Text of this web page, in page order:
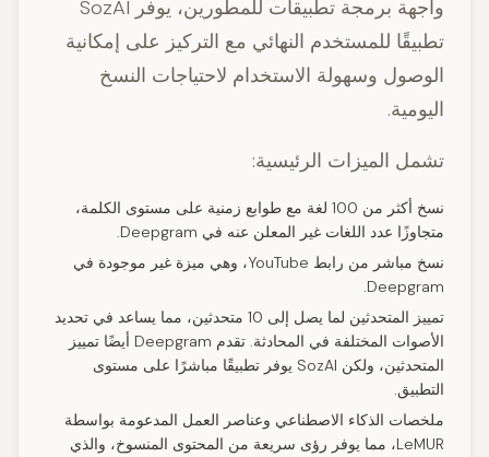
واجهة برمجة تطبيقات للمطورين، يوفر SozAI
تطبيقًا للمستخدم النهائي مع التركيز على إمكانية
الوصول وسهولة الاستخدام لاحتياجات النسخ
اليومية.
تشمل الميزات الرئيسية:
نسخ أكثر من 100 لغة مع طوابع زمنية على مستوى الكلمة،
متجاوزًا عدد اللغات غير المعلن عنه في Deepgram.
نسخ مباشر من رابط YouTube، وهي ميزة غير موجودة في
Deepgram.
تمييز المتحدثين لما يصل إلى 10 متحدثين، مما يساعد في تحديد
الأصوات المختلفة في المحادثة. تقدم Deepgram أيضًا تمييز
المتحدثين، ولكن SozAI يوفر تطبيقًا مباشرًا على مستوى
التطبيق.
ملخصات الذكاء الاصطناعي وعناصر العمل المدعومة بواسطة
LeMUR، مما يوفر رؤى سريعة من المحتوى المنسوخ، والذي